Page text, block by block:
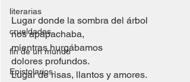
literarias
crueldades
fin de un mundo
Epistolarios
Lugar donde la sombra del árbol
nos apapachaba,
mientras hurgábamos
dolores profundos.
Lugar de risas, llantos y amores.